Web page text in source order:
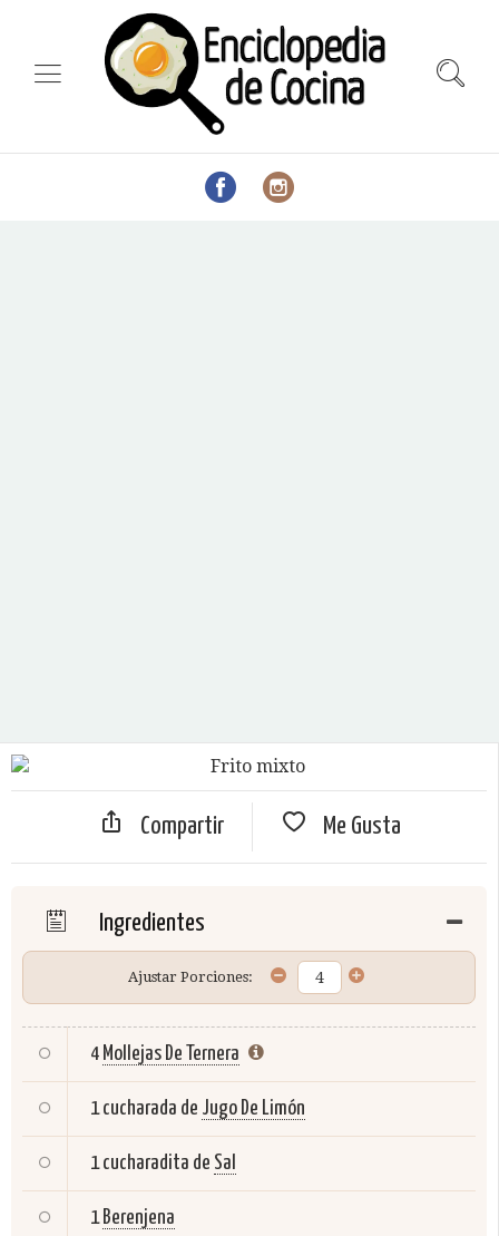
Compartir Me Gusta
Ingredientes
Ajustar Porciones:
4 Mollejas De Ternera
1 cucharada de Jugo De Limón
1 cucharadita de Sal
1 Berenjena